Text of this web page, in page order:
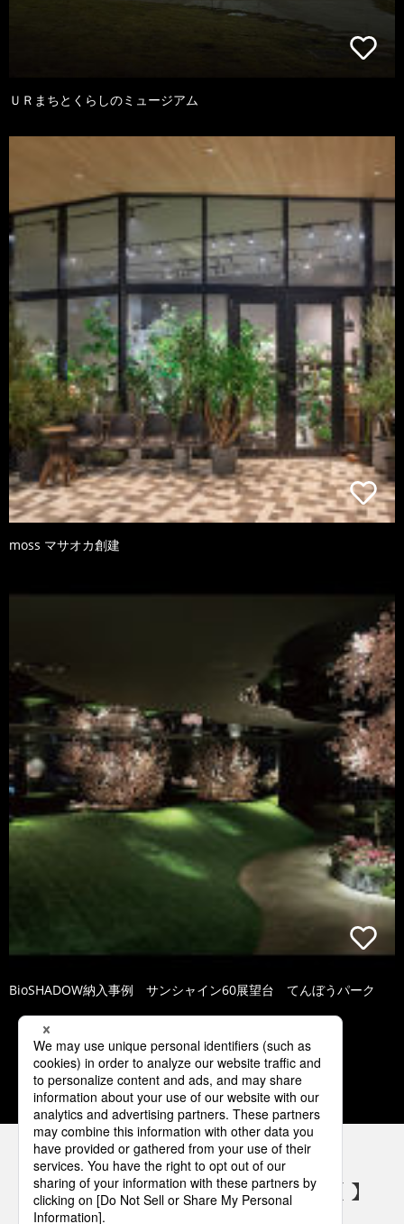
ＵＲまちとくらしのミュージアム
moss マサオカ創建
BioSHADOW納入事例 サンシャイン60展望台 てんぼうパーク
1 2 3 4 5
パナソニックの電気設備 SNSアカウント